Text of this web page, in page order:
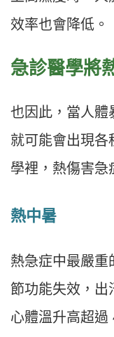
效率也會降低。
急診醫學將
也因此，當人體
就可能會出現各
學裡，熱傷害急
熱中暑
熱急症中最嚴重
節功能失效，出
心體溫升高超